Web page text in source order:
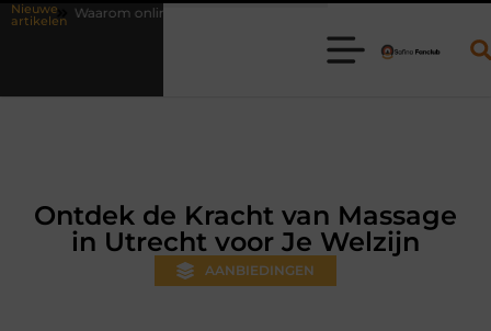
Nieuwe
artikelenbestellen steeds gewoner wordt
Ontdek de Kracht van Massage
in Utrecht voor Je Welzijn
AANBIEDINGEN